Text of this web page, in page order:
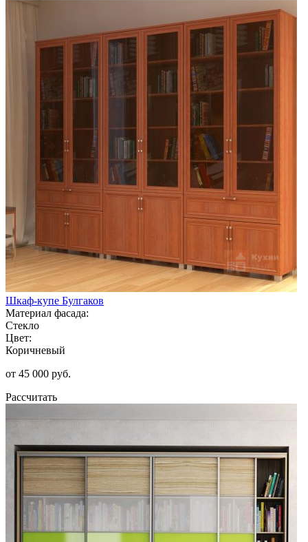
Шкаф-купе Булгаков
Материал фасада:
Стекло
Цвет:
Коричневый
от 45 000 руб.
Рассчитать